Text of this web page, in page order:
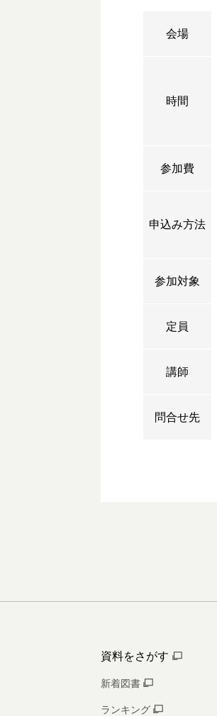
会場
時間
参加費
申込み方法
参加対象
定員
講師
問合せ先
資料をさがす
新着図書
ランキング